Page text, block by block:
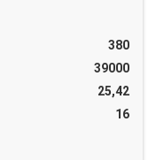
380
39000
25,42
16